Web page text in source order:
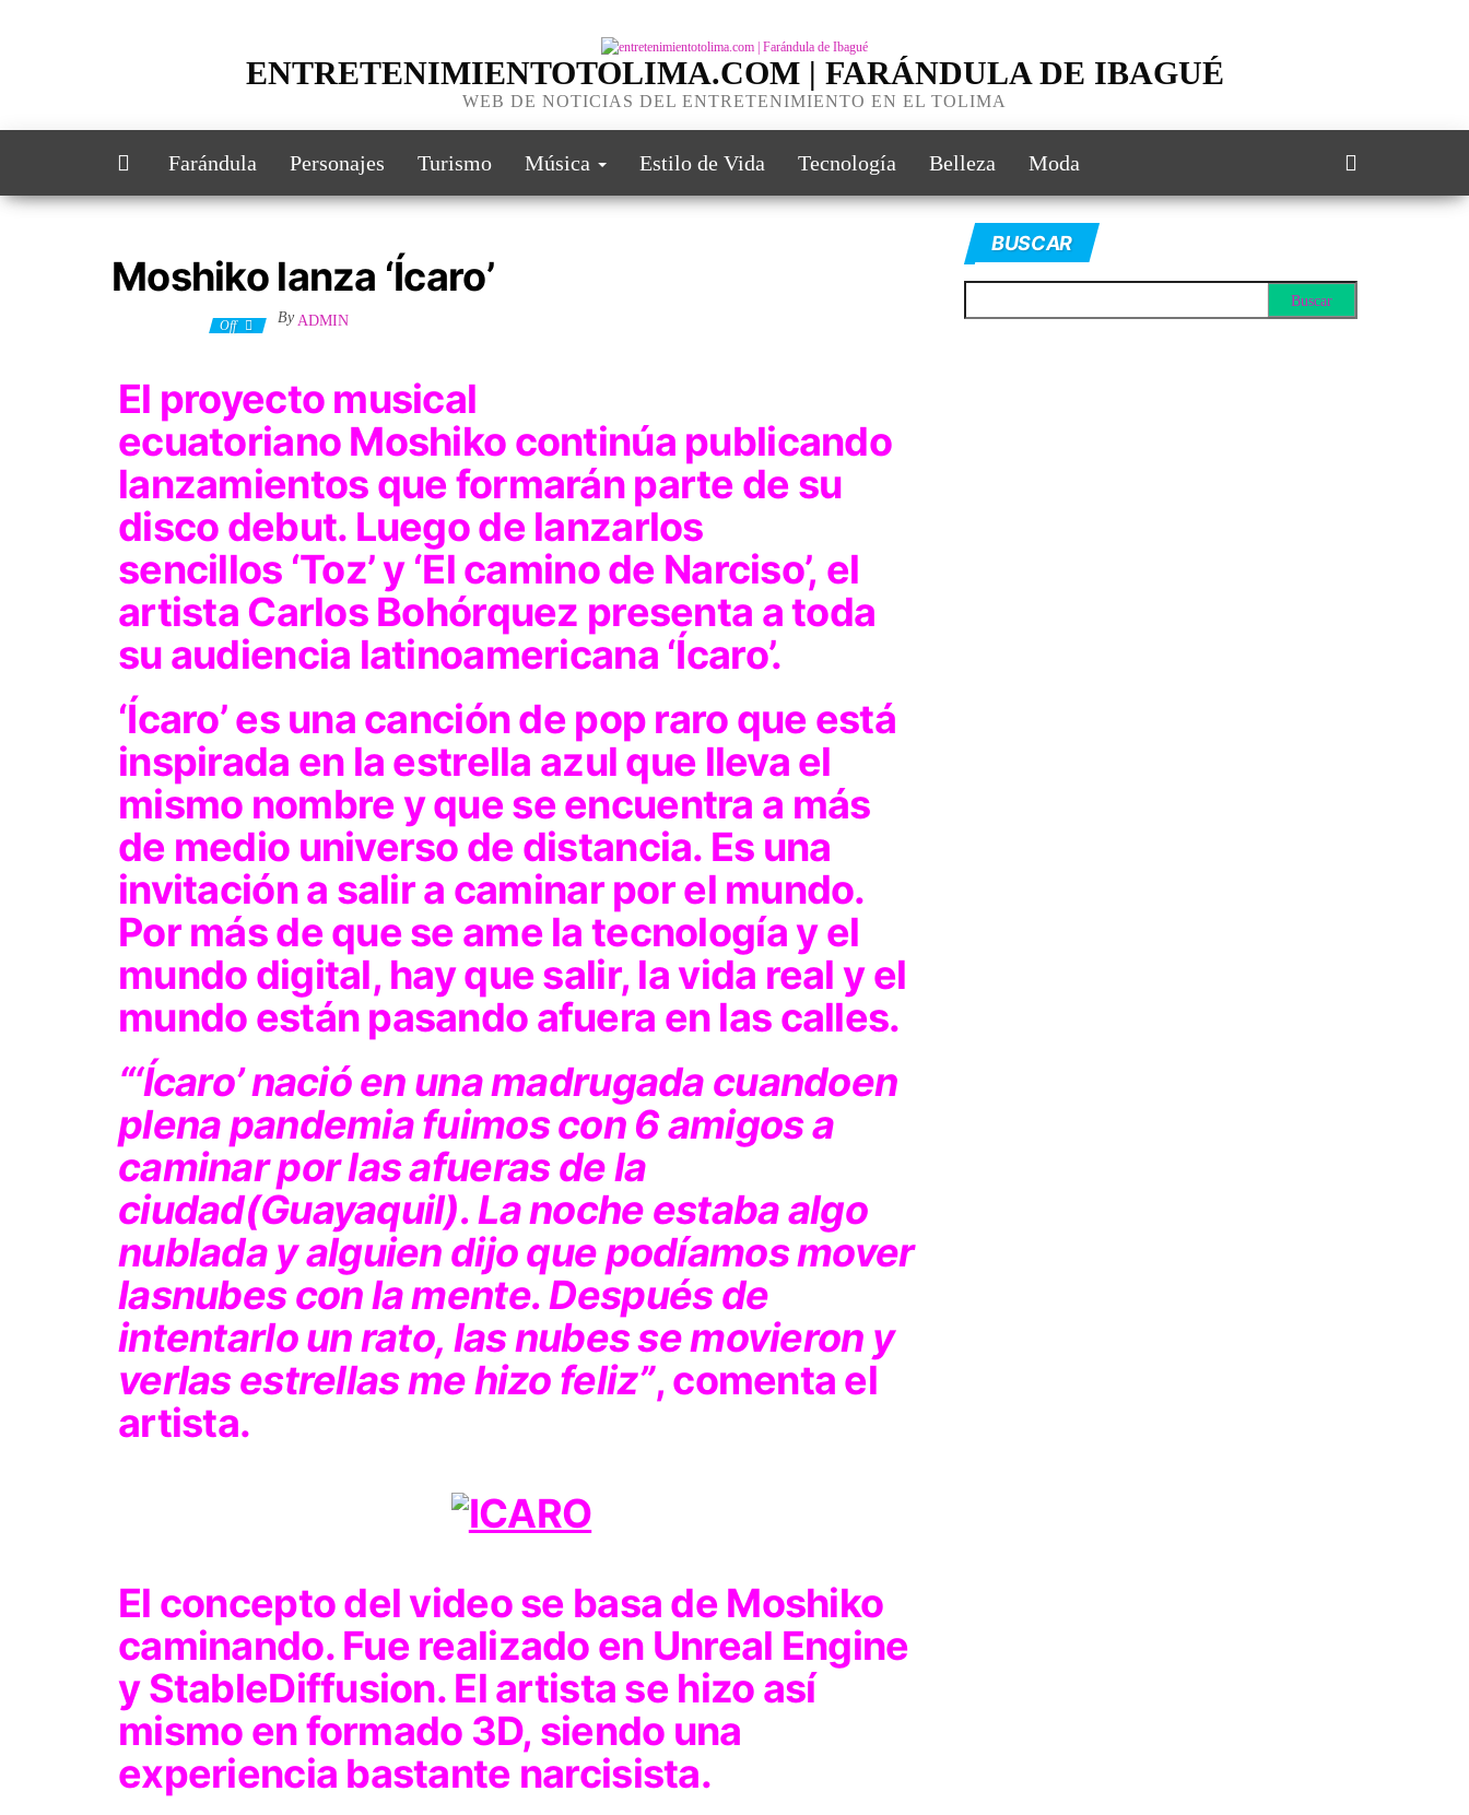
ENTRETENIMIENTOTOLIMA.COM | FARÁNDULA DE IBAGUÉ
WEB DE NOTICIAS DEL ENTRETENIMIENTO EN EL TOLIMA
Farándula Personajes Turismo Música Estilo de Vida Tecnología Belleza Moda
Moshiko lanza ‘Ícaro’
Off By ADMIN
El proyecto musical
ecuatoriano Moshiko continúa publicando
lanzamientos que formarán parte de su
disco debut. Luego de lanzarlos
sencillos ‘Toz’y ‘El camino de Narciso’, el
artista Carlos Bohórquez presenta a toda
su audiencia latinoamericana ‘Ícaro’.
‘Ícaro’es una canción de pop raro que está
inspirada en la estrella azul que lleva el
mismo nombre y que se encuentra a más
de medio universo de distancia. Es una
invitación a salir a caminar por el mundo.
Por más de que se ame la tecnología y el
mundo digital, hay que salir, la vida real y el
mundo están pasando afuera en las calles.
“‘Ícaro’nació en una madrugada cuandoen
plena pandemia fuimos con 6 amigos a
caminar por las afueras de la
ciudad(Guayaquil). La noche estaba algo
nublada y alguien dijo que podíamos mover
lasnubes con la mente. Después de
intentarlo un rato, las nubes se movieron y
verlas estrellas me hizo feliz”, comenta el
artista.
El concepto del video se basa de Moshiko
caminando. Fue realizado en Unreal Engine
y StableDiffusion. El artista se hizo así
mismo en formado 3D, siendo una
experiencia bastante narcisista.
BUSCAR